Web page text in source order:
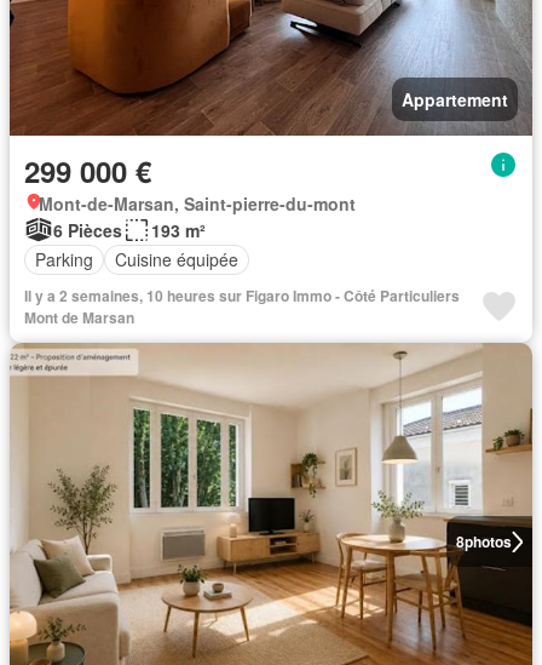
Appartement
299 000 €
Mont-de-Marsan, Saint-pierre-du-mont
6 Pièces
193 m²
Parking
Cuisine équipée
Il y a 2 semaines, 10 heures sur Figaro Immo - Côté Particuliers
Mont de Marsan
8photos